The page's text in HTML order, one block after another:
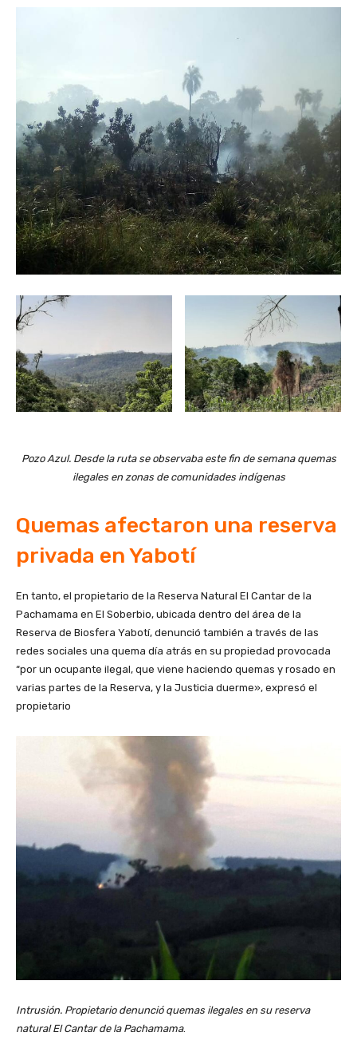
Pozo Azul. Desde la ruta se observaba este fin de semana quemas
ilegales en zonas de comunidades indígenas
Quemas afectaron una reserva
privada en Yabotí
En tanto, el propietario de la Reserva Natural El Cantar de la
Pachamama en El Soberbio, ubicada dentro del área de la
Reserva de Biosfera Yabotí, denunció también a través de las
redes sociales una quema día atrás en su propiedad provocada
“por un ocupante ilegal, que viene haciendo quemas y rosado en
varias partes de la Reserva, y la Justicia duerme», expresó el
propietario
Intrusión. Propietario denunció quemas ilegales en su reserva
natural El Cantar de la Pachamama.